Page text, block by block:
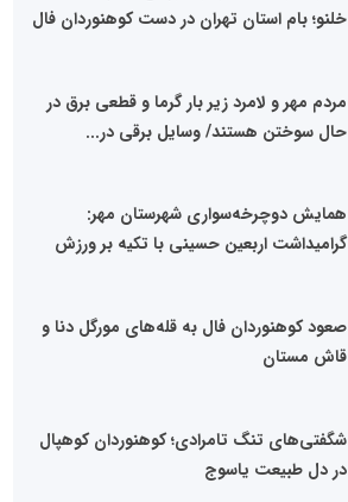
خلنو؛ بام استان تهران در دست کوهنوردان فال
مردم مهر و لامرد زیر بار گرما و قطعی برق در
حال سوختن هستند/ وسایل برقی در...
همایش دوچرخه‌سواری شهرستان مهر:
گرامیداشت اربعین حسینی با تکیه بر ورزش
صعود کوهنوردان فال به قله‌های مورگل دنا و
قاش مستان
شگفتی‌های تنگ تامرادی؛ کوهنوردان کوهپال
در دل طبیعت یاسوج